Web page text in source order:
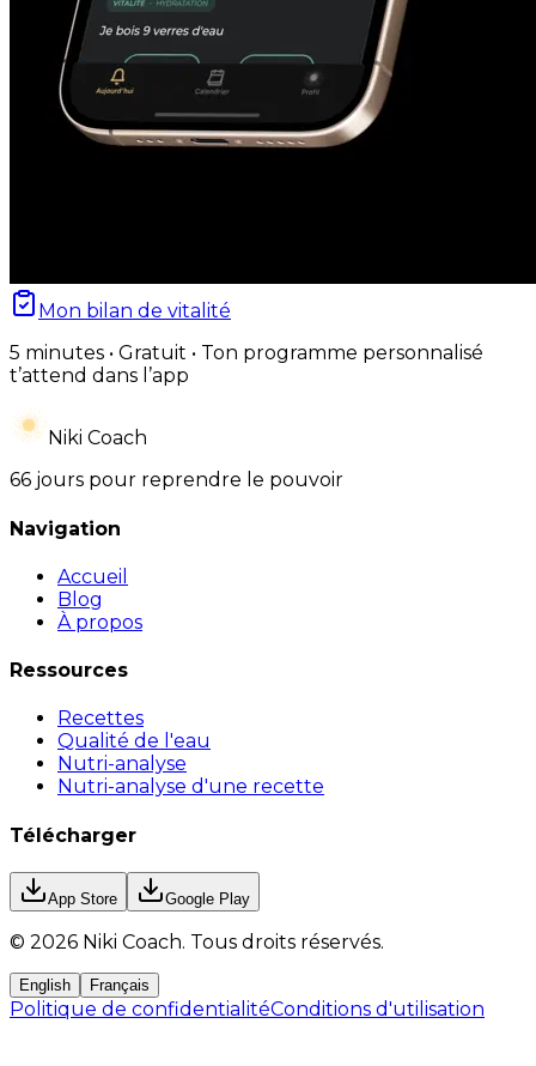
Mon bilan de vitalité
5 minutes • Gratuit • Ton programme personnalisé
t’attend dans l’app
Niki Coach
66 jours pour reprendre le pouvoir
Navigation
Accueil
Blog
À propos
Ressources
Recettes
Qualité de l'eau
Nutri-analyse
Nutri-analyse d'une recette
Télécharger
App Store Google Play
© 2026 Niki Coach. Tous droits réservés.
English Français
Politique de confidentialitéConditions d'utilisation